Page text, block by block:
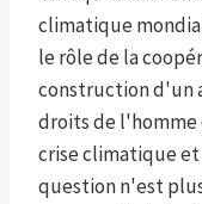
climatique
le rôle de la
construction d'un
droits de l'homme
crise climatique
question n'est